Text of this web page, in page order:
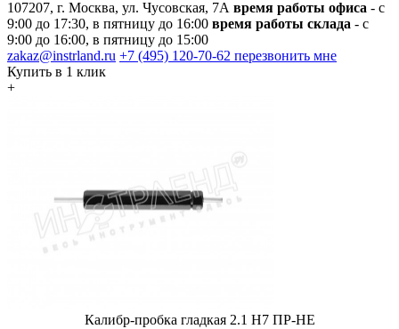
107207, г. Москва, ул. Чусовская, 7А время работы офиса - с
9:00 до 17:30, в пятницу до 16:00 время работы склада - с
9:00 до 16:00, в пятницу до 15:00
zakaz@instrland.ru +7 (495) 120-70-62 перезвонить мне
Купить в 1 клик
+
Калибр-пробка гладкая 2.1 Н7 ПР-НЕ